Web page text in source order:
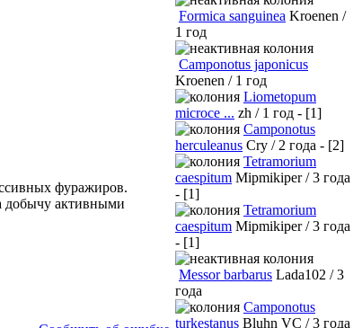
фуражиров.
добычу активными
Formica sanguinea Kroenen /
1 год
Camponotus japonicus
Kroenen / 1 год
Liometopum
microce ... zh / 1 год - [1]
Camponotus
herculeanus Cry / 2 года - [2]
Tetramorium
caespitum Mipmikiper / 3 года
- [1]
Tetramorium
caespitum Mipmikiper / 3 года
- [1]
Messor barbarus Lada102 / 3
года
Camponotus
turkestanus Bluhn VC / 3 года